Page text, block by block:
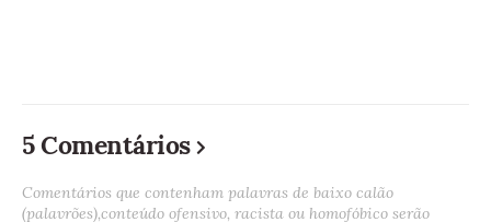
5 Comentários
Comentários que contenham palavras de baixo calão
(palavrões),conteúdo ofensivo, racista ou homofóbico serão